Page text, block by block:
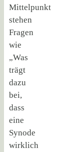
Mittelpunkt
stehen
Fragen
wie
„Was
trägt
dazu
bei,
dass
eine
Synode
wirklich